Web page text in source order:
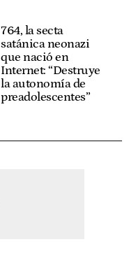
764, la secta
satánica neonazi
que nació en
Internet: “Destruye
la autonomía de
preadolescentes”